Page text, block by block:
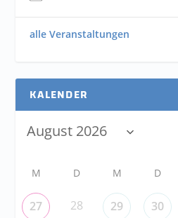
alle Veranstaltungen
KALENDER
M D M D
27 28 29 30